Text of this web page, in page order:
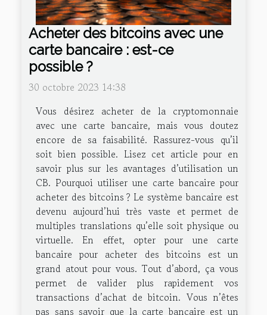
Acheter des bitcoins avec une
carte bancaire : est-ce
possible ?
30 octobre 2023 14:38
Vous désirez acheter de la cryptomonnaie
avec une carte bancaire, mais vous doutez
encore de sa faisabilité. Rassurez-vous qu’il
soit bien possible. Lisez cet article pour en
savoir plus sur les avantages d’utilisation un
CB. Pourquoi utiliser une carte bancaire pour
acheter des bitcoins ? Le système bancaire est
devenu aujourd’hui très vaste et permet de
multiples translations qu’elle soit physique ou
virtuelle. En effet, opter pour une carte
bancaire pour acheter des bitcoins est un
grand atout pour vous. Tout d’abord, ça vous
permet de valider plus rapidement vos
transactions d’achat de bitcoin. Vous n’êtes
pas sans savoir que la carte bancaire est un